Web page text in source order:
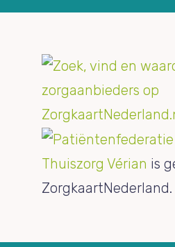
Thuiszorg Vérian is
ZorgkaartNederland.